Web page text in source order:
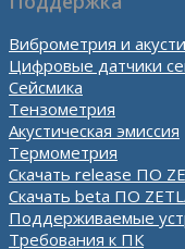
Виброметрия и
Цифровые датчики
Сейсмика
Тензометрия
Акустическая эмиссия
Термометрия
Скачать release ПО
Скачать beta ПО
Поддерживаемые
Требования к ПК